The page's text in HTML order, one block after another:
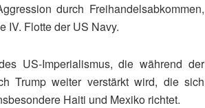
durch Freihandelsabkommen,
IV. Flotte der US Navy.
US-Imperialismus, die während der
Trump weiter verstärkt wird, die sich
Haiti und Mexiko richtet.